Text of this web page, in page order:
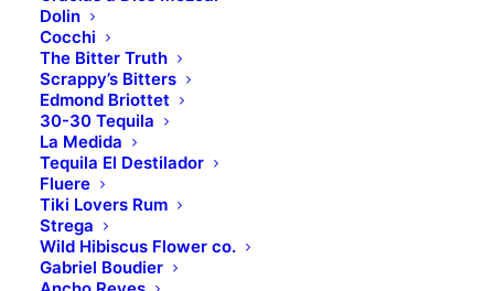
Dolin
Cocchi
The Bitter Truth
Scrappy’s Bitters
Edmond Briottet
30-30 Tequila
La Medida
Tequila El Destilador
Fluere
Tiki Lovers Rum
Strega
Wild Hibiscus Flower co.
Gabriel Boudier